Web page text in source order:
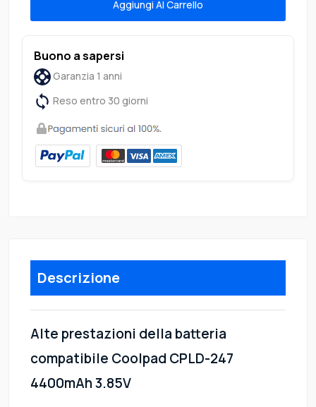
Aggiungi Al Carrello
Buono a sapersi
Garanzia 1 anni
Reso entro 30 giorni
Descrizione
Alte prestazioni della batteria
compatibile Coolpad CPLD-247
4400mAh 3.85V